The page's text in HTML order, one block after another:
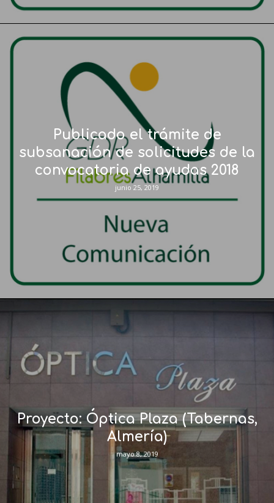
Publicado el trámite de
subsanación de solicitudes de la
convocatoria de ayudas 2018
junio 25, 2019
Proyecto: Óptica Plaza (Tabernas,
Almería)
mayo 8, 2019